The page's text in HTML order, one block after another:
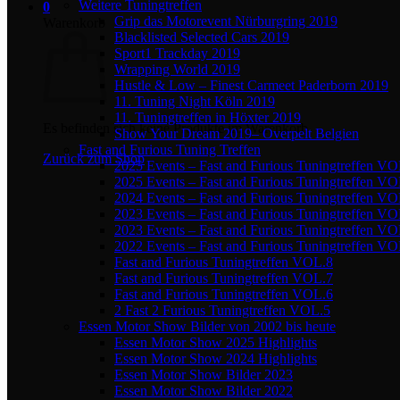
0
Es befinden sich keine Produkte im Warenkorb.
Zurück zum Shop
Weitere Tuningtreffen
Grip das Motorevent Nürburgring 2019
Blacklisted Selected Cars 2019
Sport1 Trackday 2019
Wrapping World 2019
Hustle & Low – Finest Carmeet Paderborn 2019
11. Tuning Night Köln 2019
11. Tuningtreffen in Höxter 2019
Show Your Dream 2019– Overpelt Belgien
Fast and Furious Tuning Treffen
2025 Events – Fast and Furious Tuningtreffen
2025 Events – Fast and Furious Tuningtreffen
2024 Events – Fast and Furious Tuningtreffen
2023 Events – Fast and Furious Tuningtreffen
2023 Events – Fast and Furious Tuningtreffen
2022 Events – Fast and Furious Tuningtreffen
Fast and Furious Tuningtreffen VOL.8
Fast and Furious Tuningtreffen VOL.7
Fast and Furious Tuningtreffen VOL.6
2 Fast 2 Furious Tuningtreffen VOL.5
Essen Motor Show Bilder von 2002 bis heute
Essen Motor Show 2025 Highlights
Essen Motor Show 2024 Highlights
Essen Motor Show Bilder 2023
Essen Motor Show Bilder 2022